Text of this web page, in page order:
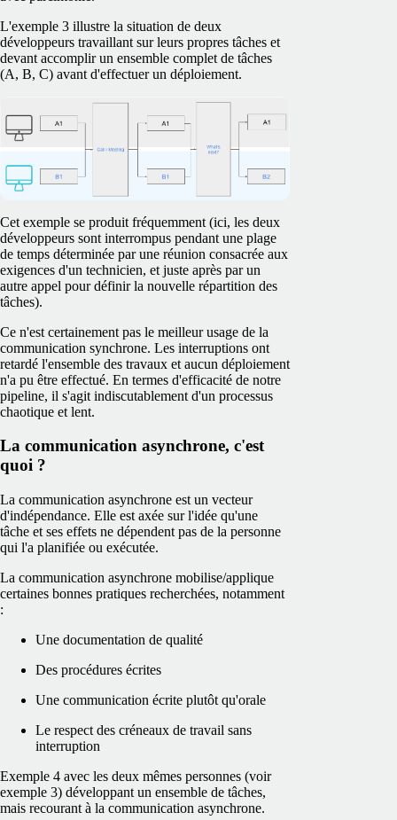
L'exemple 3 illustre la situation de deux
développeurs travaillant sur leurs propres tâches et
devant accomplir un ensemble complet de tâches
(A, B, C) avant d'effectuer un déploiement.
Cet exemple se produit fréquemment (ici, les deux
développeurs sont interrompus pendant une plage
de temps déterminée par une réunion consacrée aux
exigences d'un technicien, et juste après par un
autre appel pour définir la nouvelle répartition des
tâches).
Ce n'est certainement pas le meilleur usage de la
communication synchrone. Les interruptions ont
retardé l'ensemble des travaux et aucun déploiement
n'a pu être effectué. En termes d'efficacité de notre
pipeline, il s'agit indiscutablement d'un processus
chaotique et lent.
La communication asynchrone, c'est
quoi ?
La communication asynchrone est un vecteur
d'indépendance. Elle est axée sur l'idée qu'une
tâche et ses effets ne dépendent pas de la personne
qui l'a planifiée ou exécutée.
La communication asynchrone mobilise/applique
certaines bonnes pratiques recherchées, notamment
:
Une documentation de qualité
Des procédures écrites
Une communication écrite plutôt qu'orale
Le respect des créneaux de travail sans
interruption
Exemple 4 avec les deux mêmes personnes (voir
exemple 3) développant un ensemble de tâches,
mais recourant à la communication asynchrone.